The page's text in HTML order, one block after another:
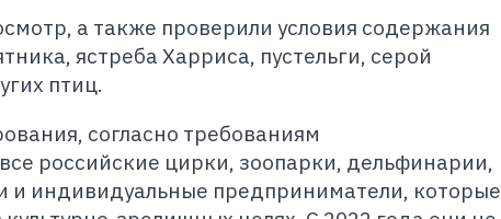
а также проверили условия содержания
ястреба Харриса, пустельги, серой
птиц.
согласно требованиям
российские цирки, зоопарки, дельфинарии,
и индивидуальные предприниматели, которые